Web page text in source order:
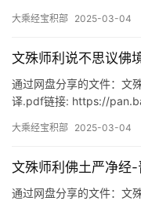
关
本
站
大乘经宝积部 2025-03-04
文殊师利说不思议佛
通过网盘分享的文件：文
译.pdf链接: https://
大乘经宝积部 2025-03-04
文殊师利佛土严净经-
通过网盘分享的文件：文